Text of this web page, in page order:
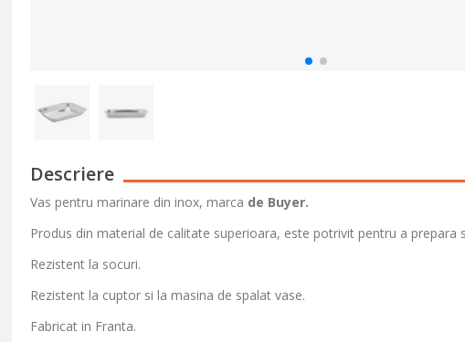
Descriere
Vas pentru marinare din inox, marca de Buyer.
Produs din material de calitate superioara, este potrivit pentru a prepara
Rezistent la socuri.
Rezistent la cuptor si la masina de spalat vase.
Fabricat in Franta.